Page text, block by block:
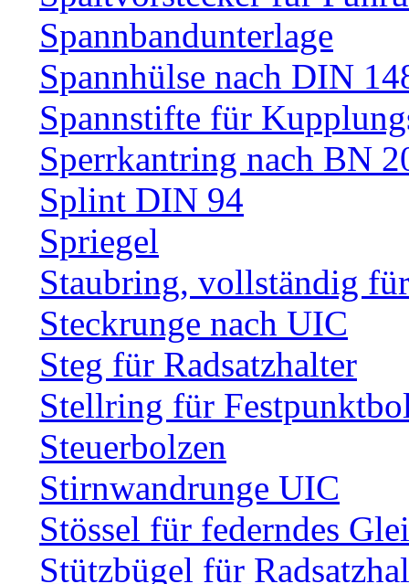
Spannbandunterlage
Spannhülse nach DIN
Spannstifte für
Sperrkantring nach BN
Splint DIN 94
Spriegel
Staubring, vollständig
Steckrunge nach UIC
Steg für Radsatzhalter
Stellring für
Steuerbolzen
Stirnwandrunge UIC
Stössel für federndes
Stützbügel für